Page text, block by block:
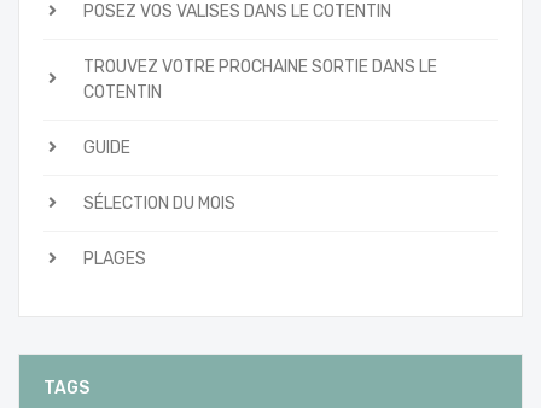
POSEZ VOS VALISES DANS LE COTENTIN
TROUVEZ VOTRE PROCHAINE SORTIE DANS LE
COTENTIN
GUIDE
SÉLECTION DU MOIS
PLAGES
TAGS